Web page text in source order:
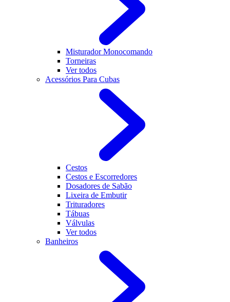
Misturador Monocomando
Torneiras
Ver todos
Acessórios Para Cubas
Cestos
Cestos e Escorredores
Dosadores de Sabão
Lixeira de Embutir
Trituradores
Tábuas
Válvulas
Ver todos
Banheiros